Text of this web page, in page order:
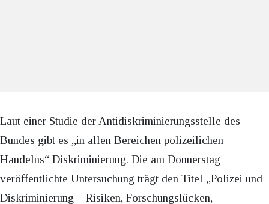
Laut einer Studie der Antidiskriminierungsstelle des
Bundes gibt es „in allen Bereichen polizeilichen
Handelns“ Diskriminierung. Die am Donnerstag
veröffentlichte Untersuchung trägt den Titel „Polizei und
Diskriminierung – Risiken, Forschungslücken,